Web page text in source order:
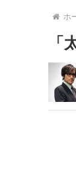
ホ
「